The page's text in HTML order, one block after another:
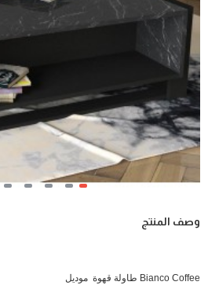
وصف المنتج
Bianco Coffee طاولة قهوة موديل